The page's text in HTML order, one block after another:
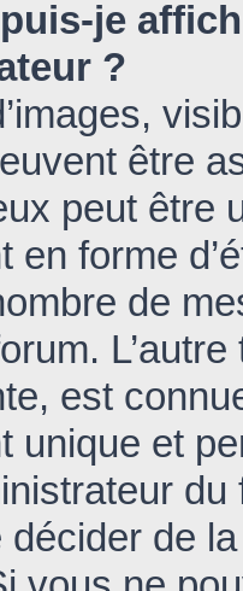
je
?
être
peut
en forme
de
est
unique et
de